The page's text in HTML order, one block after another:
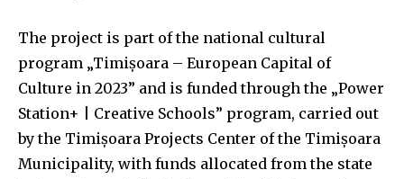
The project is part of the national cultural
program „Timișoara – European Capital of
Culture in 2023” and is funded through the „Power
Station+ | Creative Schools” program, carried out
by the Timișoara Projects Center of the Timișoara
Municipality, with funds allocated from the state